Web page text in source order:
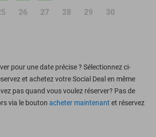
26 27 28 29 30
pour une date précise ? Sélectionnez ci-
et achetez votre Social Deal en même
pas quand vous voulez réserver? Pas de
via le bouton acheter maintenant et réservez